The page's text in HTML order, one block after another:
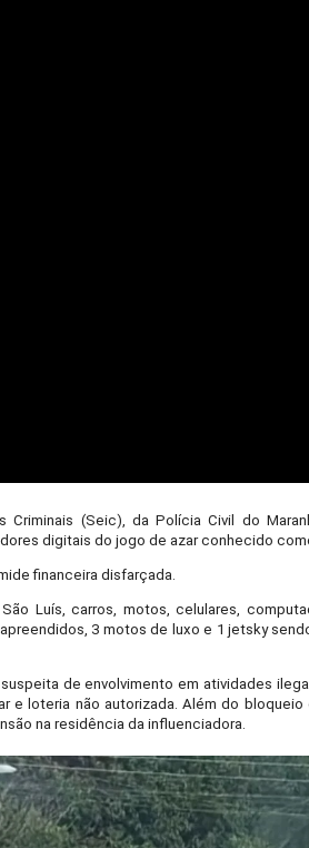
Criminais (Seic), da Polícia Civil do
digitais do jogo de azar conhecido como
financeira disfarçada.
Luís, carros, motos, celulares,
3 motos de luxo e 1 jetsky
de envolvimento em atividades
e loteria não autorizada. Além do
na residência da influenciadora.